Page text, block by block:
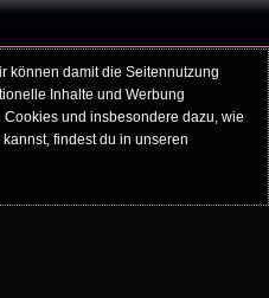
können damit die Seitennutzung
Inhalte und Werbung
und insbesondere dazu, wie
findest du in unseren